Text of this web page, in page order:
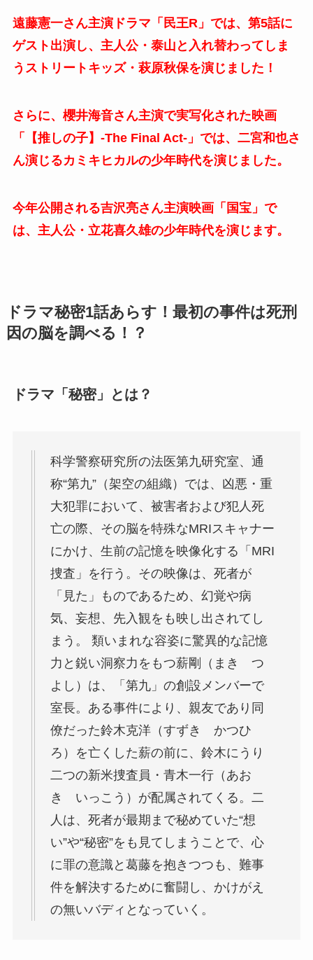
遠藤憲一さん主演ドラマ「民王R」では、第5話に
ゲスト出演し、主人公・泰山と入れ替わってしま
うストリートキッズ・萩原秋保を演じました！
さらに、櫻井海音さん主演で実写化された映画
「【推しの子】-The Final Act-」では、二宮和也さ
ん演じるカミキヒカルの少年時代を演じました。
今年公開される吉沢亮さん主演映画「国宝」で
は、主人公・立花喜久雄の少年時代を演じます。
ドラマ秘密1話あらす！最初の事件は死刑
因の脳を調べる！？
ドラマ「秘密」とは？
科学警察研究所の法医第九研究室、通
称“第九”（架空の組織）では、凶悪・重
大犯罪において、被害者および犯人死
亡の際、その脳を特殊なMRIスキャナー
にかけ、生前の記憶を映像化する「MRI
捜査」を行う。その映像は、死者が
「見た」ものであるため、幻覚や病
気、妄想、先入観をも映し出されてし
まう。 類いまれな容姿に驚異的な記憶
力と鋭い洞察力をもつ薪剛（まき つ
よし）は、「第九」の創設メンバーで
室長。ある事件により、親友であり同
僚だった鈴木克洋（すずき かつひ
ろ）を亡くした薪の前に、鈴木にうり
二つの新米捜査員・青木一行（あお
き いっこう）が配属されてくる。二
人は、死者が最期まで秘めていた“想
い”や“秘密”をも見てしまうことで、心
に罪の意識と葛藤を抱きつつも、難事
件を解決するために奮闘し、かけがえ
の無いバディとなっていく。